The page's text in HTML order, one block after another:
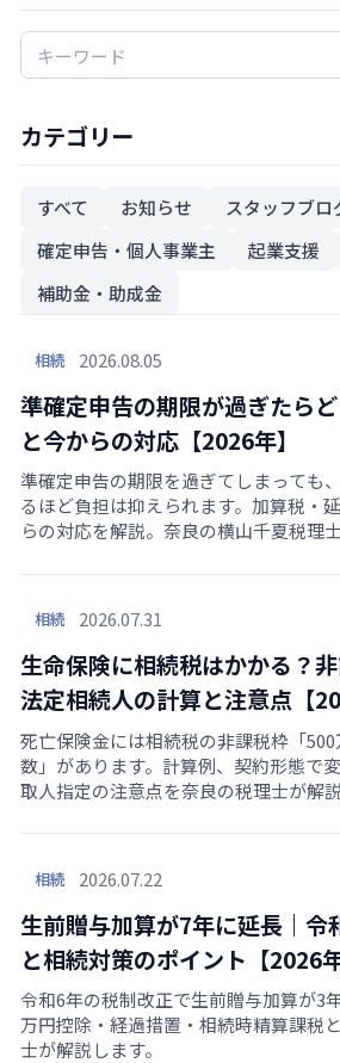
カテゴリー
すべて お知らせ スタッフブロ
確定申告・個人事業主
起業支援
補助金・助成金
相続 2026.08.05
準確定申告の期限が過ぎたら
と今からの対応【2026年】
準確定申告の期限を過ぎてしまっても
るほど負担は抑えられます。加算税・
らの対応を解説。奈良の横山千夏税理
相続 2026.07.31
生命保険に相続税はかかる？
法定相続人の計算と注意点【
死亡保険金には相続税の非課税枠「
数」があります。計算例、契約形態で
取人指定の注意点を奈良の税理士が解
相続 2026.07.22
生前贈与加算が7年に延長｜令
と相続対策のポイント【2026年
令和6年の税制改正で生前贈与加算が3
万円控除・経過措置・相続時精算課税
士が解説します。